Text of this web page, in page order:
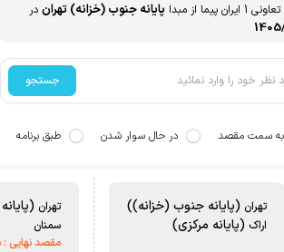
تعاونی 1 ایران پیما از مبدا پایانه جنوب (خزانه) تهران در
جستجو
سمت مقصد در حال سوار شدن طبق برنامه
تهران(پایانه جنوب (خزانه))
اراک(پایانه مرکزی)
تهران
سمنان
مقصد نهایی :